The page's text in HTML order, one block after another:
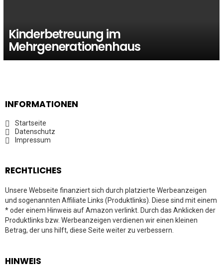
Kinderbetreuung im
Mehrgenerationenhaus
INFORMATIONEN
Startseite
Datenschutz
Impressum
RECHTLICHES
Unsere Webseite finanziert sich durch platzierte Werbeanzeigen
und sogenannten Affiliate Links (Produktlinks). Diese sind mit einem
* oder einem Hinweis auf Amazon verlinkt. Durch das Anklicken der
Produktlinks bzw. Werbeanzeigen verdienen wir einen kleinen
Betrag, der uns hilft, diese Seite weiter zu verbessern.
HINWEIS